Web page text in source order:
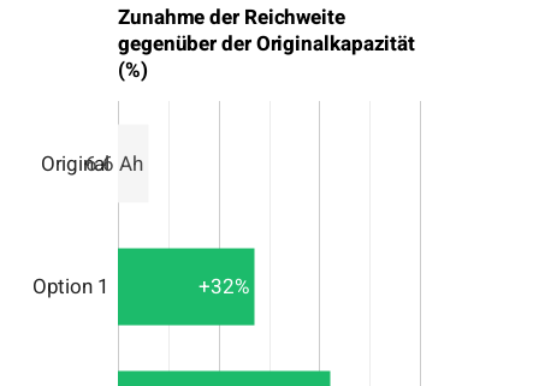
Zunahme der Reichweite
gegenüber der Originalkapazität
(%)
Original
Option 1
6.6 Ah
+32%